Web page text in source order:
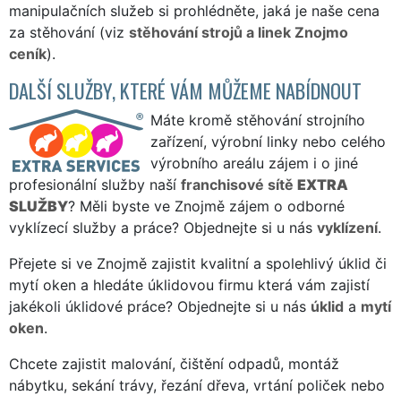
manipulačních služeb si prohlédněte, jaká je naše cena
za stěhování (viz stěhování strojů a linek Znojmo
ceník).
DALŠÍ SLUŽBY, KTERÉ VÁM MŮŽEME NABÍDNOUT
Máte kromě stěhování strojního
zařízení, výrobní linky nebo celého
výrobního areálu zájem i o jiné
profesionální služby naší franchisové sítě EXTRA
SLUŽBY? Měli byste ve Znojmě zájem o odborné
vyklízecí služby a práce? Objednejte si u nás vyklízení.
Přejete si ve Znojmě zajistit kvalitní a spolehlivý úklid či
mytí oken a hledáte úklidovou firmu která vám zajistí
jakékoli úklidové práce? Objednejte si u nás úklid a mytí
oken.
Chcete zajistit malování, čištění odpadů, montáž
nábytku, sekání trávy, řezání dřeva, vrtání poliček nebo